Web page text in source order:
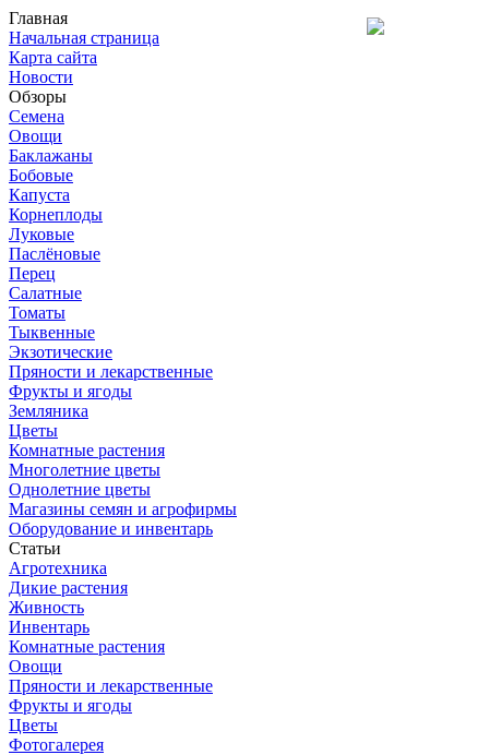
Главная
Начальная страница
Карта сайта
Новости
Обзоры
Семена
Овощи
Баклажаны
Бобовые
Капуста
Корнеплоды
Луковые
Паслёновые
Перец
Салатные
Томаты
Тыквенные
Экзотические
Пряности и лекарственные
Фрукты и ягоды
Земляника
Цветы
Комнатные растения
Многолетние цветы
Однолетние цветы
Магазины семян и агрофирмы
Оборудование и инвентарь
Статьи
Агротехника
Дикие растения
Живность
Инвентарь
Комнатные растения
Овощи
Пряности и лекарственные
Фрукты и ягоды
Цветы
Фотогалерея